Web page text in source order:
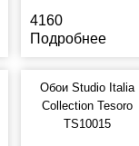
4160
Подробнее
Обои Studio Italia
Collection Tesoro
TS10015